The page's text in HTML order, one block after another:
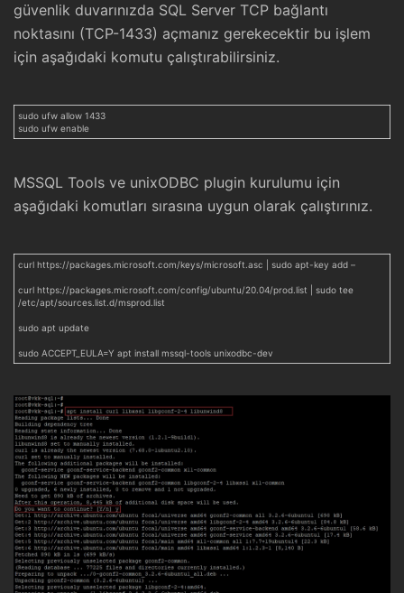
güvenlik duvarınızda SQL Server TCP bağlantı
noktasını (TCP-1433) açmanız gerekecektir bu işlem
için aşağıdaki komutu çalıştırabilirsiniz.
sudo ufw allow 1433
sudo ufw enable
MSSQL Tools ve unixODBC plugin kurulumu için
aşağıdaki komutları sırasına uygun olarak çalıştırınız.
curl https://packages.microsoft.com/keys/microsoft.asc | sudo apt-key add –
curl https://packages.microsoft.com/config/ubuntu/20.04/prod.list | sudo tee
/etc/apt/sources.list.d/msprod.list
sudo apt update
sudo ACCEPT_EULA=Y apt install mssql-tools unixodbc-dev